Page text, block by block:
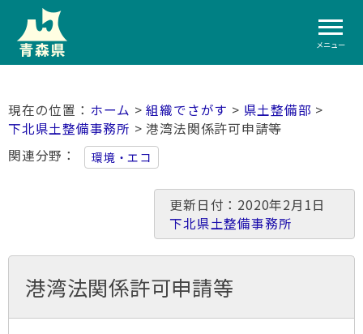
メニュー
ホーム >組織でさがす > 県土整備部 >
下北県土整備事務所 > 港湾法関係許可申請等
関連分野
環境・エコ
更新日付：2020年2月1日
下北県土整備事務所
港湾法関係許可申請等